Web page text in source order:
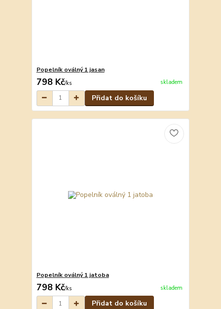
Popelník oválný 1 jasan
798 Kč/ks skladem
Přidat do košíku
Popelník oválný 1 jatoba
798 Kč/ks skladem
Přidat do košíku